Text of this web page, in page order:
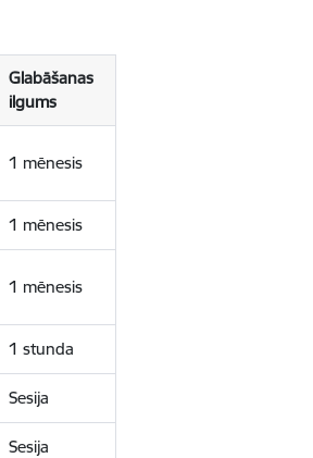
Glabāšanas
ilgums
1 mēnesis
1 mēnesis
1 mēnesis
1 stunda
Sesija
Sesija